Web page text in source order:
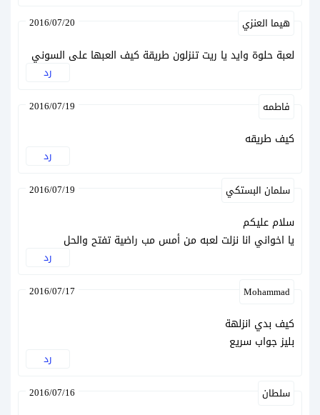
هيما العنزي 2016/07/20
لعبة حلوة وايد يا ريت تنزلون طريقة كيف العبها على السوني
رد
فاطمه 2016/07/19
كيف طريقه
رد
سلمان البستكي 2016/07/19
سلام عليكم
يا اخواني انا نزلت لعبه من أمس مب راضية تفتح والحل
رد
Mohammad
2016/07/17
كيف بدي انزلهة
بليز جواب سريع
رد
سلطان 2016/07/16